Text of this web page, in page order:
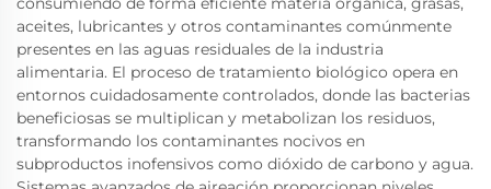
aceites, lubricantes y otros contaminantes comúnmente
presentes en las aguas residuales de la industria
alimentaria. El proceso de tratamiento biológico opera en
entornos cuidadosamente controlados, donde las bacterias
beneficiosas se multiplican y metabolizan los residuos,
transformando los contaminantes nocivos en
subproductos inofensivos como dióxido de carbono y agua.